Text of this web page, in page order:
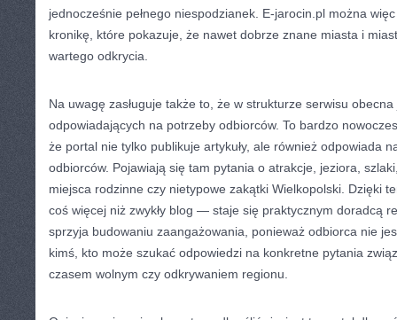
jednocześnie pełnego niespodzianek. E-jarocin.pl można
kronikę, które pokazuje, że nawet dobrze znane miasta i
wartego odkrycia.
Na uwagę zasługuje także to, że w strukturze serwisu
odpowiadających na potrzeby odbiorców. To bardzo
że portal nie tylko publikuje artykuły, ale również odpowiada
odbiorców. Pojawiają się tam pytania o atrakcje, jeziora,
miejsca rodzinne czy nietypowe zakątki Wielkopolski. Dzięki
coś więcej niż zwykły blog — staje się praktycznym doradcą
sprzyja budowaniu zaangażowania, ponieważ odbiorca nie
kimś, kto może szukać odpowiedzi na konkretne pytania
czasem wolnym czy odkrywaniem regionu.